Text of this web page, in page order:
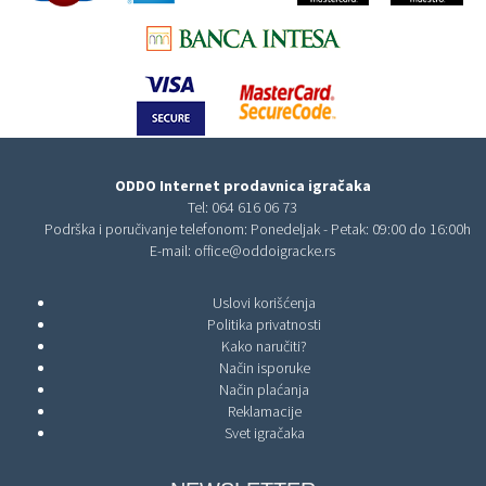
ODDO Internet prodavnica igračaka
Tel: 064 616 06 73
Podrška i poručivanje telefonom: Ponedeljak - Petak: 09:00 do 16:00h
E-mail: office@oddoigracke.rs
Uslovi korišćenja
Politika privatnosti
Kako naručiti?
Način isporuke
Način plaćanja
Reklamacije
Svet igračaka